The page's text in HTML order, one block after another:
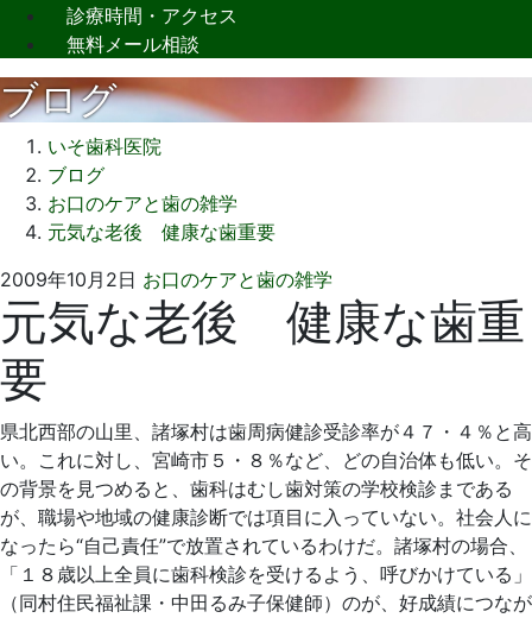
診療時間・アクセス
無料メール相談
ブログ
いそ歯科医院
ブログ
お口のケアと歯の雑学
元気な老後 健康な歯重要
2009年10月2日 お口のケアと歯の雑学
年
10
日
そ
歯
院
元気な老後 健康な歯重
要
県北西部の山里、諸塚村は歯周病健診受診率が４７・４％と高
い。これに対し、宮崎市５・８％など、どの自治体も低い。そ
の背景を見つめると、歯科はむし歯対策の学校検診まである
が、職場や地域の健康診断では項目に入っていない。社会人に
なったら“自己責任”で放置されているわけだ。諸塚村の場合、
「１８歳以上全員に歯科検診を受けるよう、呼びかけている」
（同村住民福祉課・中田るみ子保健師）のが、好成績につなが